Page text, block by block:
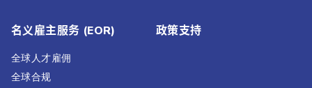
名义雇主服务 (EOR)
全球人才雇佣
全球合规
政策支持